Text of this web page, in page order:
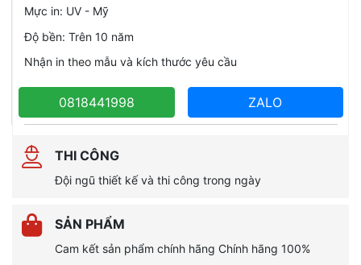
Mực in: UV - Mỹ
Độ bền: Trên 10 năm
Nhận in theo mẫu và kích thước yêu cầu
0818441998 ZALO
THI CÔNG
Đội ngũ thiết kế và thi công trong ngày
SẢN PHẨM
Cam kết sản phẩm chính hãng Chính hãng 100%